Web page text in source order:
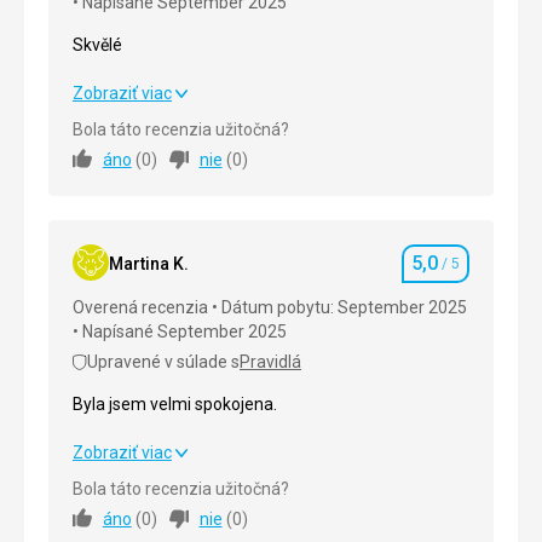
Skvělé
Skvělé
Strava
Služby 5,0/ 5
Cena
Pláž
Vynikající
Ubytovanie
Zobraziť viac
Bola táto recenzia užitočná?
áno (0) nie (0)
Martina K. Hodnotenie
5,0 / 5
Overená recenzia
Dátum pobytu: September 2025
Napísané September 2025
Upravené v súlade sPravidlá
Byla jsem velmi spokojena.
Byla jsem velmi spokojena.
Strava
Zobraziť viac
Bola táto recenzia užitočná?
áno (0) nie (0)